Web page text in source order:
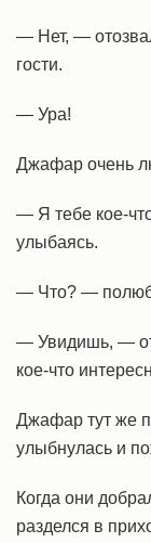
— Нет, —
гости.
— Ура!
Джафар очень
— Я тебе кое-
улыбаясь.
— Что? —
— Увидишь, —
кое-что
Джафар тут же
улыбнулась и
Когда они
разделся в